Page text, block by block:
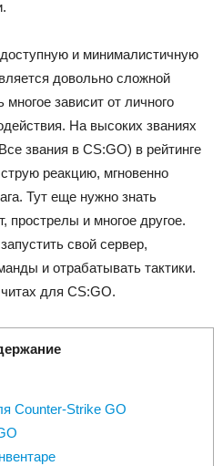
и минималистичную
довольно сложной
многое зависит от личного
На высоких званиях
звания в CS:GO) в рейтинге
реакцию, мгновенно
Тут еще нужно знать
прострелы и многое другое.
свой сервер,
и отрабатывать тактики.
для CS:GO.
Counter-Strike GO